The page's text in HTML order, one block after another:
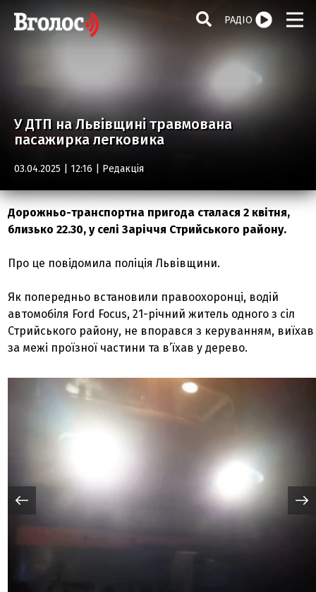
РАДІО
У ДТП на Львівщині травмована
пасажирка легковика
03.04.2025 | 12:16 | Редакція
Дорожньо-транспортна пригода сталася 2 квітня,
близько 22.30, у селі Заріччя Стрийського району.
Про це повідомила поліція Львівщини.
Як попередньо встановили правоохоронці, водій
автомобіля Ford Focus, 21-річний житель одного з сіл
Стрийського району, не впорався з керуванням, виїхав
за межі проїзної частини та в’їхав у дерево.